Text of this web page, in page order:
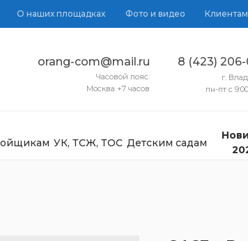
О наших площадках Фото и видео Клиентам
8 (423)
orang-com@mail.ru
г.
пн-пт с
Часовой пояс:
Москва +7 часов
УК, ТСЖ, ТОС Детским садам